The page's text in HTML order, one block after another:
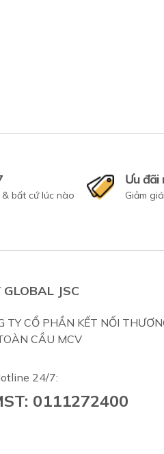
bất cứ lúc nào
Ưu đãi
Giảm
GLOBAL JSC
TY CỔ PHẦN KẾT NỐI
CẦU MCV
24/7:
0111272400